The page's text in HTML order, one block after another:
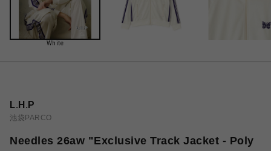
White
L.H.P
池袋PARCO
Needles 26aw "Exclusive Track Jacket - Poly